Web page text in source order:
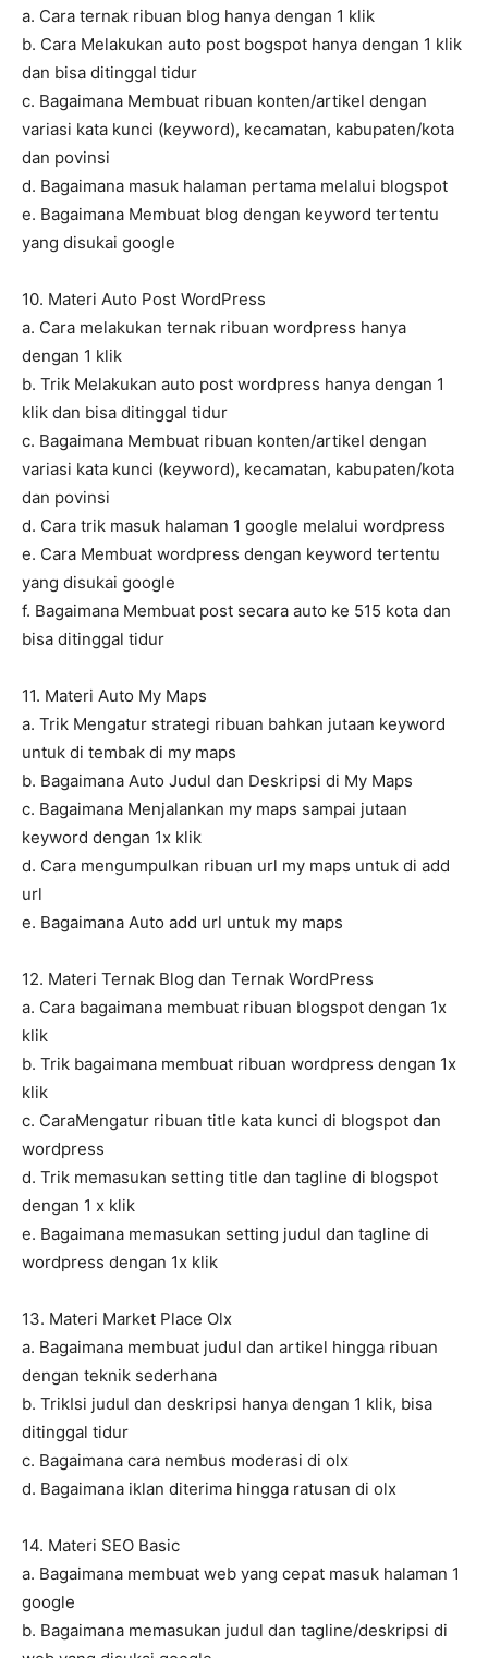
a. Cara ternak ribuan blog hanya dengan 1 klik
b. Cara Melakukan auto post bogspot hanya dengan 1 klik
dan bisa ditinggal tidur
c. Bagaimana Membuat ribuan konten/artikel dengan
variasi kata kunci (keyword), kecamatan, kabupaten/kota
dan povinsi
d. Bagaimana masuk halaman pertama melalui blogspot
e. Bagaimana Membuat blog dengan keyword tertentu
yang disukai google
10. Materi Auto Post WordPress
a. Cara melakukan ternak ribuan wordpress hanya
dengan 1 klik
b. Trik Melakukan auto post wordpress hanya dengan 1
klik dan bisa ditinggal tidur
c. Bagaimana Membuat ribuan konten/artikel dengan
variasi kata kunci (keyword), kecamatan, kabupaten/kota
dan povinsi
d. Cara trik masuk halaman 1 google melalui wordpress
e. Cara Membuat wordpress dengan keyword tertentu
yang disukai google
f. Bagaimana Membuat post secara auto ke 515 kota dan
bisa ditinggal tidur
11. Materi Auto My Maps
a. Trik Mengatur strategi ribuan bahkan jutaan keyword
untuk di tembak di my maps
b. Bagaimana Auto Judul dan Deskripsi di My Maps
c. Bagaimana Menjalankan my maps sampai jutaan
keyword dengan 1x klik
d. Cara mengumpulkan ribuan url my maps untuk di add
url
e. Bagaimana Auto add url untuk my maps
12. Materi Ternak Blog dan Ternak WordPress
a. Cara bagaimana membuat ribuan blogspot dengan 1x
klik
b. Trik bagaimana membuat ribuan wordpress dengan 1x
klik
c. CaraMengatur ribuan title kata kunci di blogspot dan
wordpress
d. Trik memasukan setting title dan tagline di blogspot
dengan 1 x klik
e. Bagaimana memasukan setting judul dan tagline di
wordpress dengan 1x klik
13. Materi Market Place Olx
a. Bagaimana membuat judul dan artikel hingga ribuan
dengan teknik sederhana
b. TrikIsi judul dan deskripsi hanya dengan 1 klik, bisa
ditinggal tidur
c. Bagaimana cara nembus moderasi di olx
d. Bagaimana iklan diterima hingga ratusan di olx
14. Materi SEO Basic
a. Bagaimana membuat web yang cepat masuk halaman 1
google
b. Bagaimana memasukan judul dan tagline/deskripsi di